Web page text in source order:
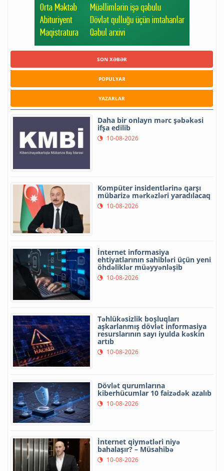
SON XƏBƏR
POPULYAR
YAZARLAR
Daha bir onlayn mərc şəbəkəsi
ifşa edilib
10-08-2026
Kompüter insidentlərinə qarşı
mübarizə mərkəzləri yaradılacaq
10-08-2026
İnternet informasiya
ehtiyatlarının sahibləri üçün yeni
öhdəliklər müəyyənləşib
10-08-2026
Təhlükəsizlik boşluqları
aşkarlanmış dövlət informasiya
resurslarının sayı iyulda kəskin
artıb
10-08-2026
Dövlət qurumlarına
kiberhücumlar 10 faizədək azalıb
10-08-2026
İnternet qiymətləri niyə
bahalaşır? – Müsahibə
10-08-2026